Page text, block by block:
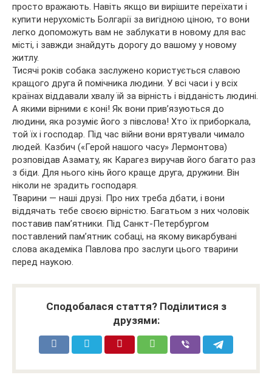
просто вражають. Навіть якщо ви вирішите переїхати і
купити нерухомість Болгарії за вигідною ціною, то вони
легко допоможуть вам не заблукати в новому для вас
місті, і завжди знайдуть дорогу до вашому у новому
житлу.
Тисячі років собака заслужено користується славою
кращого друга й помічника людини. У всі часи і у всіх
країнах віддавали хвалу їй за вірність і відданість людині.
А якими вірними є коні! Як вони прив’язуються до
людини, яка розуміє його з півслова! Хто їх приборкала,
той їх і господар. Під час війни вони врятували чимало
людей. Казбич («Герой нашого часу» Лермонтова)
розповідав Азамату, як Карагез виручав його багато раз
з біди. Для нього кінь його краще друга, дружини. Він
ніколи не зрадить господаря.
Тварини — наші друзі. Про них треба дбати, і вони
віддячать тебе своєю вірністю. Багатьом з них чоловік
поставив пам’ятники. Під Санкт-Петербургом
поставлений пам’ятник собаці, на якому викарбувані
слова академіка Павлова про заслуги цього тварини
перед наукою.
Сподобалася стаття? Поділитися з
друзями: